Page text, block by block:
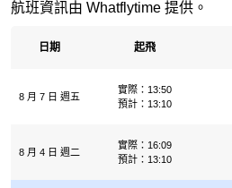
航班資訊由 Whatflytime 提供。
日期 起飛
8 月 7 日 週五
實際：13:50
預計：13:10
8 月 4 日 週二
實際：16:09
預計：13:10